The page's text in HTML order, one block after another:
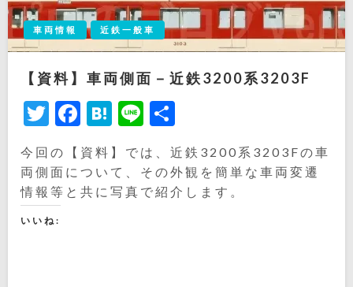
車両情報 近鉄一般車
【資料】車両側面－近鉄3200系3203F
Twitter
Facebook
Hatena
Line
有
今回の【資料】では、近鉄3200系3203Fの車
両側面について、その外観を簡単な車両変遷
情報等と共に写真で紹介します。
いいね: